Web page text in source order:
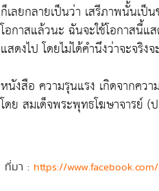
ก็เลยกลายเป็นว่า เสรีภาพนั้นเป็
โอกาสแล้วนะ ฉันจะใช้โอกาสนี้แ
แสดงไป โดยไม่ได้คำนึงว่าจะจริ
หนังสือ ความรุนแรง เกิดจากคว
โดย สมเด็จพระพุทธโฆษาจารย์ (
ที่มา : https://